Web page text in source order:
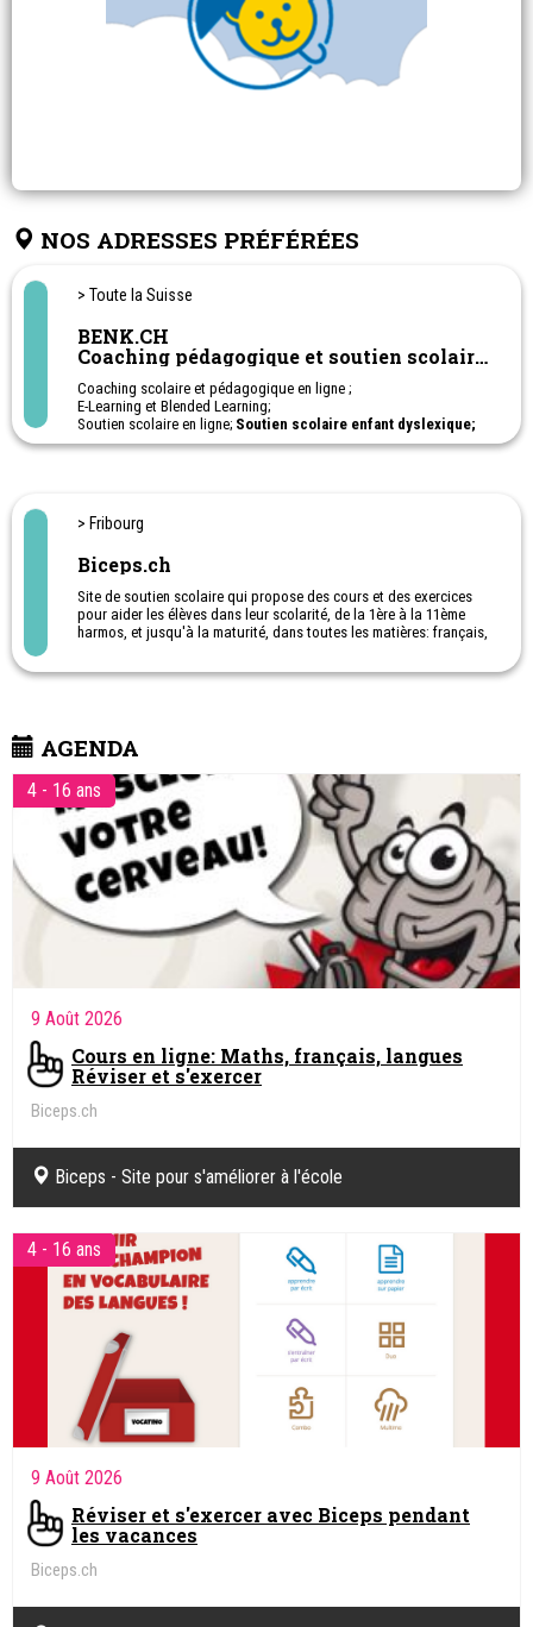
NOS ADRESSES PRÉFÉRÉES
> Toute la Suisse
BENK.CH
Coaching pédagogique et soutien scolaire
en ligne
Coaching scolaire et pédagogique en ligne ;
E-Learning et Blended Learning;
Soutien scolaire en ligne; Soutien scolaire enfant dyslexique;
Soutien scolaire enfant TDAH; Soutien scolaire enfant haut-
1ère à 11ème Harmos. Apprentissage - Post-obligatoire
Ateliers en ligne pour aider les parents à soutenir leurs enfants à
> Fribourg
Biceps.ch
Site de soutien scolaire qui propose des cours et des exercices
pour aider les élèves dans leur scolarité, de la 1ère à la 11ème
harmos, et jusqu'à la maturité, dans toutes les matières: français,
programme de l'école, s'exercer et faire des révisions. Le contenu
de Biceps évolue et s'enrichit de nouveaux outils régulièrement.
AGENDA
4 - 16 ans
9 Août 2026
Cours en ligne: Maths, français, langues
Réviser et s'exercer
Biceps.ch
Biceps - Site pour s'améliorer à l'école
4 - 16 ans
9 Août 2026
Réviser et s'exercer avec Biceps pendant
les vacances
Biceps.ch